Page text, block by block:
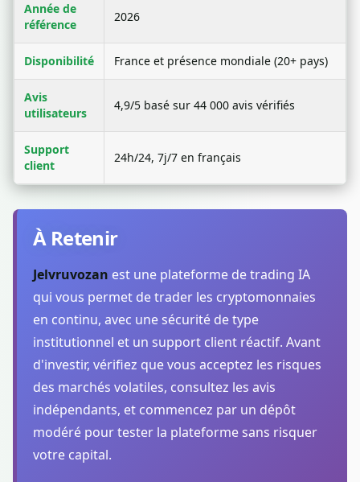
Année de
référence
2026
Disponibilité France et présence mondiale (20+ pays)
Avis
utilisateurs
4,9/5 basé sur 44 000 avis vérifiés
Support
client
24h/24, 7j/7 en français
À Retenir
Jelvruvozan est une plateforme de trading IA
qui vous permet de trader les cryptomonnaies
en continu, avec une sécurité de type
institutionnel et un support client réactif. Avant
d'investir, vérifiez que vous acceptez les risques
des marchés volatiles, consultez les avis
indépendants, et commencez par un dépôt
modéré pour tester la plateforme sans risquer
votre capital.